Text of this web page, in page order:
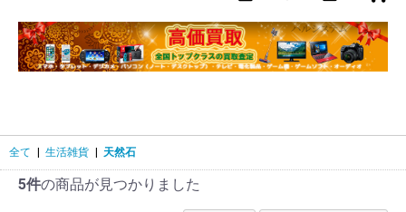
全て | 生活雑貨 | 天然石
5件の商品が見つかりました